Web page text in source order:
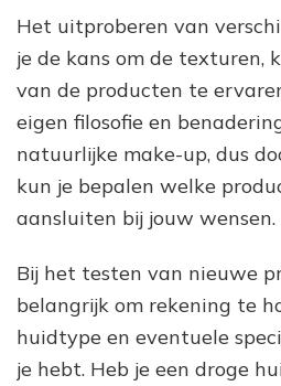
Het uitproberen van
je de kans om de texturen,
van de producten te
eigen filosofie en
natuurlijke make-up, dus
kun je bepalen welke
aansluiten bij jouw wensen.
Bij het testen van nieuwe
belangrijk om rekening te
huidtype en eventuele
je hebt. Heb je een droge